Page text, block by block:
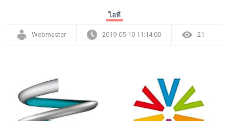
ไอที
Webmaster 2019-05-10 11:14:00 21